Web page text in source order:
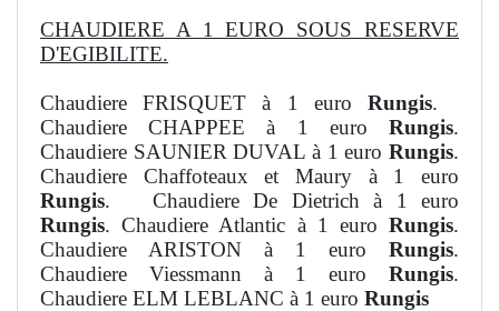
CHAUDIERE A 1 EURO SOUS RESERVE
D'EGIBILITE.
Chaudiere FRISQUET à 1 euro Rungis.
Chaudiere CHAPPEE à 1 euro Rungis.
Chaudiere SAUNIER DUVAL à 1 euro Rungis.
Chaudiere Chaffoteaux et Maury à 1 euro
Rungis. Chaudiere De Dietrich à 1 euro
Rungis. Chaudiere Atlantic à 1 euro Rungis.
Chaudiere ARISTON à 1 euro Rungis.
Chaudiere Viessmann à 1 euro Rungis.
Chaudiere ELM LEBLANC à 1 euro Rungis